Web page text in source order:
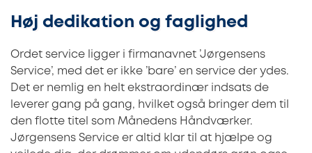
Høj dedikation og faglighed
Ordet service ligger i firmanavnet ’Jørgensens
Service’, med det er ikke ’bare’ en service der ydes.
Det er nemlig en helt ekstraordinær indsats de
leverer gang på gang, hvilket også bringer dem til
den flotte titel som Månedens Håndværker.
Jørgensens Service er altid klar til at hjælpe og